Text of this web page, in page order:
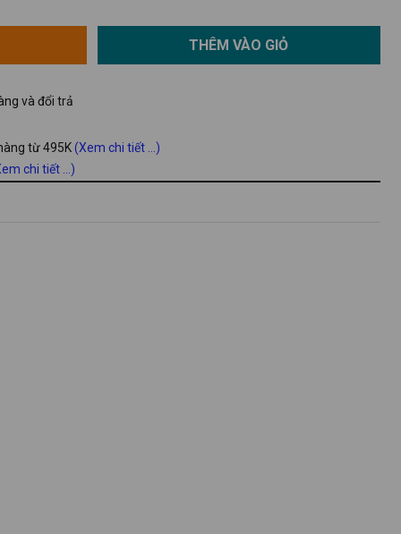
THÊM VÀO GIỎ
và đổi trả
từ 495K(Xem chi tiết ...)
chi tiết ...)